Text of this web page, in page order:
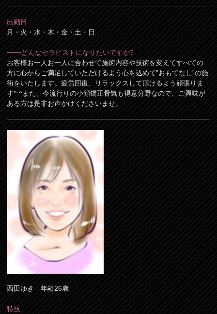
出勤日
月・火・水・木・金・土・日
───どんなセラピストになりたいですか?
お客様お一人お一人に合わせて施術内容や技術を変えてすべての
方に心からご満足していただけるよう心を込めて”おもてなし”の施
術をいたします。疲労回復、リラックスして頂けるよう頑張りま
す^ ^また、今流行りの小顔矯正骨気も得意分野なので、ご興味が
ある方は是非お声かけくださいませ。
西田ゆき 年齢26歳
特技